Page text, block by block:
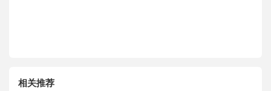
相关推荐